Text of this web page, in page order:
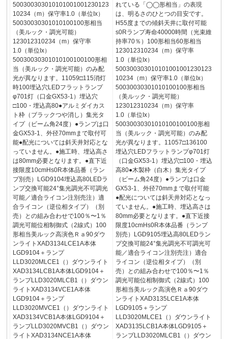
500300303010101001001230123
10234（m）保守率1.0（単位Ix）
50030030301010100100形相当
（美ルック・調光可能）
123012310234（m）保守率
1.0（単位Ix）
50030030301010100100100形相
当（美ルック・調光可能）のみ配
光が異なります。11059□115消灯
時100埋込穴LEDフラットランプ
φ701灯（口金GX53-1）埋込穴
□100・埋込高80●アルミダイカス
ト枠（ブラックつや消し）集光タ
イプ（ビーム角24度）●ランプは口
金GX53-1、外径70mmまで取付可
能●配光については斜天井対応とな
っていません。●施工時、埋込高さ
は80mm必要となります。●直下近
接限度10cmHs0R本体品番（ラン
プ別売）LGD9104埋込高80LEDラ
ンプ交換可能24°集光調光不可調光
可能／適合ライコン注別売注）適
合ライコン（逆位相タイプ）（別
売）との組み合わせで100％〜1％
調光可能位相制御式（2線式）100
形相当美ルック高演色Ｒａ90ダウ
ンライトXAD3134LCE1A本体
LGD9104＋ランプ
LLD3020MLCE1（）ダウンライト
XAD3134LCB1A本体LGD9104＋
ランプLLD3020MLCB1（）ダウン
ライトXAD3134VCE1A本体
LGD9104＋ランプ
LLD3020MVCE1（）ダウンライト
XAD3134VCB1A本体LGD9104＋
ランプLLD3020MVCB1（）ダウン
ライトXAD3134NCE1A本体
れている「◯◯形相当」の表現
は、明るさのひとつの目安です。
H55度までの傾斜天井に取付可能
s0Rランプ寿命40000時間（光束維
持率70％）100形相当60形相当
123012310234（m）保守率
1.0（単位Ix）
500300303010101001001230123
10234（m）保守率1.0（単位Ix）
50030030301010100100形相当
（美ルック・調光可能）
123012310234（m）保守率
1.0（単位Ix）
50030030301010100100100形相
当（美ルック・調光可能）のみ配
光が異なります。11057□136100
埋込穴LEDフラットランプφ701灯
（口金GX53-1）埋込穴□100・埋込
高80●木製枠（白木）集光タイプ
（ビーム角24度）●ランプは口金
GX53-1、外径70mmまで取付可能
●配光については斜天井対応となっ
ていません。●施工時、埋込高さは
80mm必要となります。●直下近接
限度10cmHs0R本体品番（ランプ
別売）LGD9105埋込高80LEDラン
プ交換可能24°集光調光不可調光可
能／適合ライコン注別売注）適合
ライコン（逆位相タイプ）（別
売）との組み合わせで100％〜1％
調光可能位相制御式（2線式）100
形相当美ルック高演色Ｒａ90ダウ
ンライトXAD3135LCE1A本体
LGD9105＋ランプ
LLD3020MLCE1（）ダウンライト
XAD3135LCB1A本体LGD9105＋
ランプLLD3020MLCB1（）ダウン